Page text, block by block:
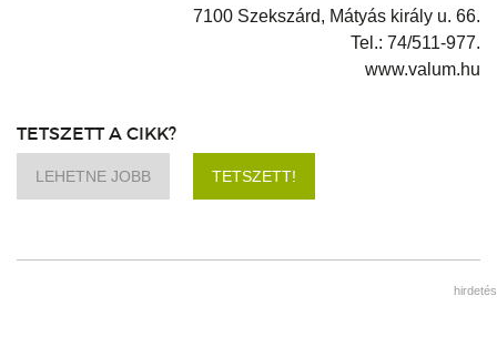
7100 Szekszárd, Mátyás király u. 66.
Tel.: 74/511-977.
www.valum.hu
TETSZETT A CIKK?
LEHETNE JOBB TETSZETT!
hirdetés